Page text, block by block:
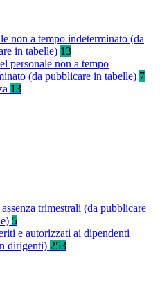
non a tempo indeterminato (da
in tabelle) 13
personale non a tempo
(da pubblicare in tabelle) 7
13
trimestrali (da pubblicare
5
e autorizzati ai dipendenti
dirigenti) 253